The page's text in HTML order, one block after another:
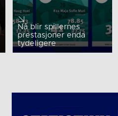
Nå blir spillernes
prestasjoner enda
tydeligere